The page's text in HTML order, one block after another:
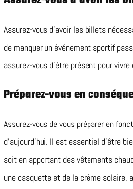
Assurez-vous d’avoir les billets
de manquer un événement sportif
assurez-vous d’être présent pour
Préparez-vous en
Assurez-vous de vous préparer en
d’aujourd’hui. Il est essentiel d’être
soit en apportant des vêtements
une casquette et de la crème